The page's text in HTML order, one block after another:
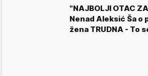
"NAJBOLJI OTAC
Nenad Aleksić Ša o
žena TRUDNA - To